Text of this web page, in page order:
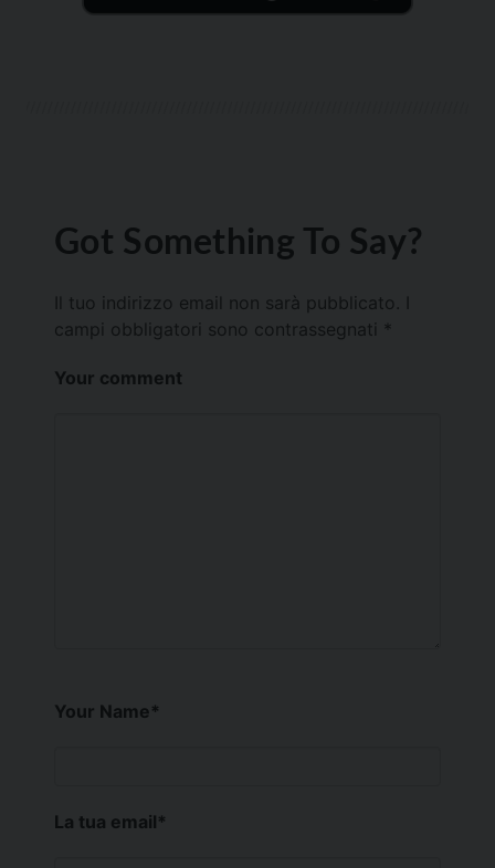
Got Something To Say?
Il tuo indirizzo email non sarà pubblicato.
campi obbligatori sono contrassegnati *
Your comment
Your Name*
La tua email*